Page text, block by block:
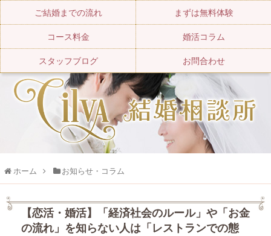
ご結婚までの流れ まずは無料体験
コース料金 婚活コラム
スタッフブログ お問合わせ
ホーム お知らせ・コラム
【恋活・婚活】「経済社会のルール」や「お金
の流れ」を知らない人は「レストランでの態